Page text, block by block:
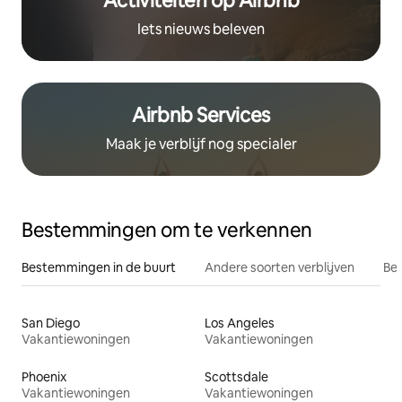
Iets nieuws beleven
Airbnb Services
Maak je verblijf nog specialer
Bestemmingen om te verkennen
Bestemmingen in de buurt Andere soorten verblijven
San Diego
Vakantiewoningen
Los Angeles
Vakantiewoningen
Phoenix
Vakantiewoningen
Scottsdale
Vakantiewoningen